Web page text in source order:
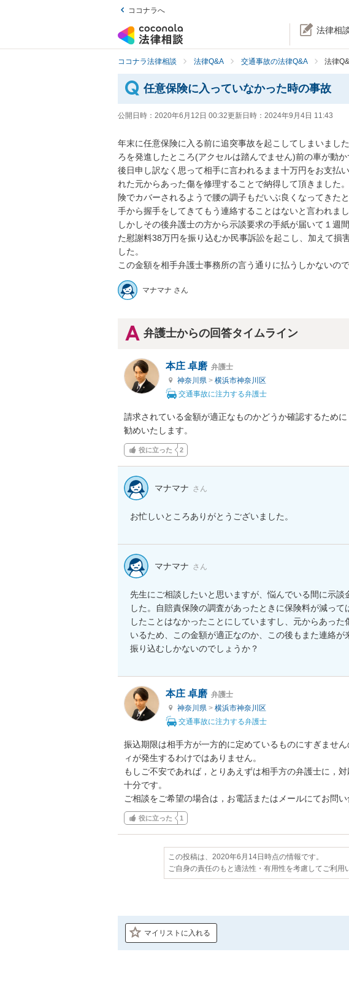
ココナラへ
法律相
ココナラ法律相談 法律Q&A 交通事故の法律Q&A 法律
任意保険に入っていなかった時の事故
公開日時： 2020年6月12日 00:32更新日時： 2024年9月4日 11:43
年末に任意保険に入る前に追突事故を起こしてしまいまし
ろを発進したところ(アクセルは踏んでません)前の車が動か
後日申し訳なく思って相手に言われるまま十万円をお支払
れた元からあった傷を修理することで納得して頂きました
険でカバーされるようで腰の調子もだいぶ良くなってきた
手から握手をしてきてもう連絡することはないと言われまし
しかしその後弁護士の方から示談要求の手紙が届いて１週
た慰謝料38万円を振り込むか民事訴訟を起こし、加えて損
した。
この金額を相手弁護士事務所の言う通りに払うしかないの
マナマナ さん
弁護士からの回答タイムライン
本庄 卓磨 弁護士
神奈川県 > 横浜市神奈川区
交通事故に注力する弁護士
請求されている金額が適正なものかどうか確認するため
勧めいたします。
役に立った 2
マナマナ さん
お忙しいところありがとうございました。
マナマナ さん
先生にご相談したいと思いますが、悩んでいる間に示談
した。自賠責保険の調査があったときに保険料が減っ
したことはなかったことにしていますし、元からあっ
いるため、この金額が適正なのか、この後もまた連絡
振り込むしかないのでしょうか？
本庄 卓磨 弁護士
神奈川県 > 横浜市神奈川区
交通事故に注力する弁護士
振込期限は相手方が一方的に定めているものにすぎませ
ィが発生するわけではありません。
もしご不安であれば，とりあえずは相手方の弁護士に，
十分です。
ご相談をご希望の場合は，お電話またはメールにてお問い
役に立った 1
この投稿は、2020年6月14日時点の情報です。
ご自身の責任のもと適法性・有用性を考慮してご利用
マイリストに入れる